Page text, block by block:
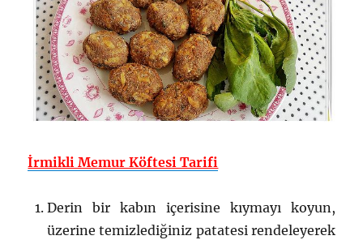
İrmikli Memur Köftesi Tarifi
Derin bir kabın içerisine kıymayı koyun,
üzerine temizlediğiniz patatesi rendeleyerek